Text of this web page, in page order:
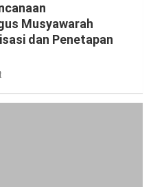
Musyawarah
dan Penetapan